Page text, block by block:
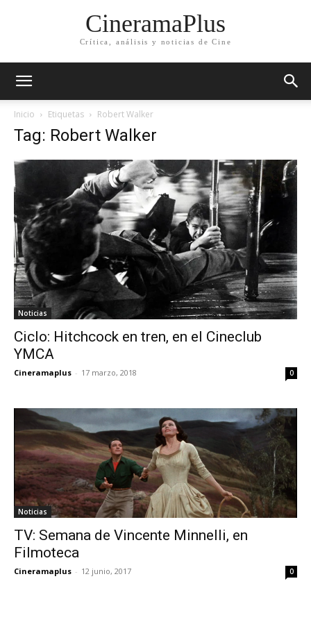
CineramaPlus
Crítica, análisis y noticias de Cine
Inicio Etiquetas Robert Walker
Tag: Robert Walker
Noticias
Ciclo: Hitchcock en tren, en el Cineclub
YMCA
Cineramaplus - 17 marzo, 2018 0
Noticias
TV: Semana de Vincente Minnelli, en
Filmoteca
Cineramaplus - 12 junio, 2017 0